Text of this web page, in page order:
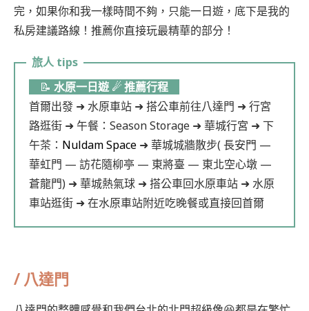
完，如果你和我一樣時間不夠，只能一日遊，底下是我的
私房建議路線！推薦你直接玩最精華的部分！
📝 水原一日遊 ☄︎推薦行程
首爾出發 ➜ 水原車站 ➜ 搭公車前往八達門 ➜ 行宮
路逛街 ➜ 午餐：Season Storage ➜ 華城行宮 ➜ 下
午茶： Nuldam Space ➜ 華城城牆散步( 長安門 —
華虹門 — 訪花隨柳亭 — 東將臺 — 東北空心墩 —
蒼龍門) ➜ 華城熱氣球 ➜ 搭公車回水原車站 ➜ 水原
車站逛街 ➜ 在水原車站附近吃晚餐或直接回首爾
/ 八達門